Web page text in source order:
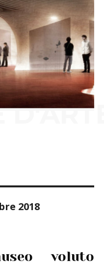
2018
voluto